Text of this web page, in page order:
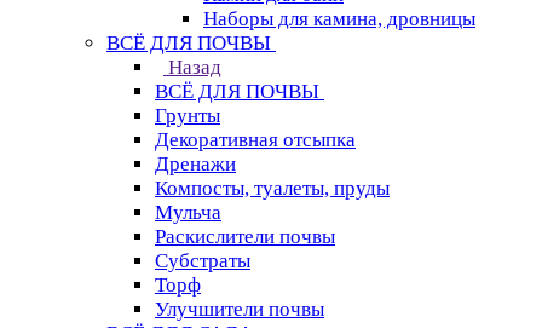
Наборы для камина, дровницы
ВСЁ ДЛЯ ПОЧВЫ
Назад
ВСЁ ДЛЯ ПОЧВЫ
Грунты
Декоративная отсыпка
Дренажи
Компосты, туалеты, пруды
Мульча
Раскислители почвы
Субстраты
Торф
Улучшители почвы